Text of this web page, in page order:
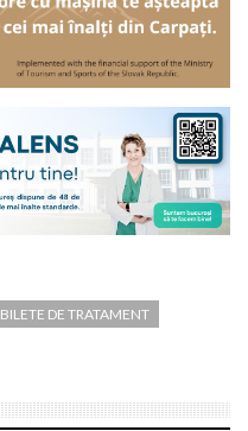
BILETE DE TRATAMENT